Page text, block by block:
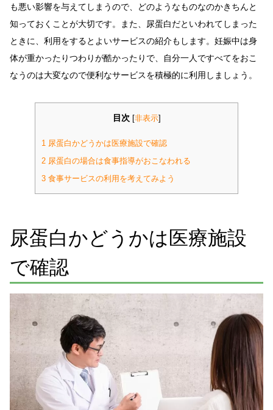
も悪い影響を与えてしまうので、どのようなものなのかきちんと
知っておくことが大切です。また、尿蛋白だといわれてしまった
ときに、利用をするとよいサービスの紹介もします。妊娠中は身
体が重かったりつわりが酷かったりで、自分一人ですべてをおこ
なうのは大変なので便利なサービスを積極的に利用しましょう。
目次 [非表示]
1 尿蛋白かどうかは医療施設で確認
2 尿蛋白の場合は食事指導がおこなわれる
3 食事サービスの利用を考えてみよう
尿蛋白かどうかは医療施設
で確認